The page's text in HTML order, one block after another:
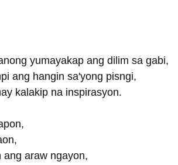
yumayakap ang dilim sa gabi,
ang hangin sa'yong pisngi,
kalakip na inspirasyon.
araw ngayon,